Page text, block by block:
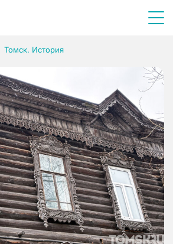
Томск. История